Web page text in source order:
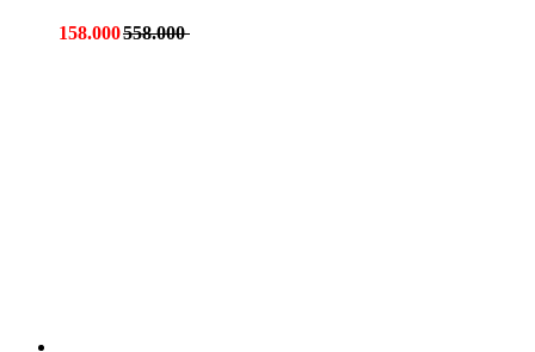
158.000558.000